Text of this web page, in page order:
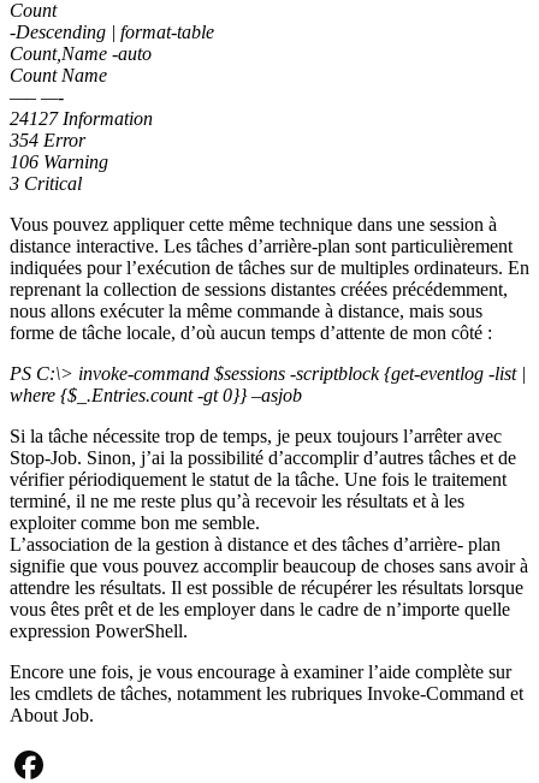
Count
-Descending | format-table
Count,Name -auto
Count Name
—– —-
24127 Information
354 Error
106 Warning
3 Critical
Vous pouvez appliquer cette même technique dans une session à
distance interactive. Les tâches d’arrière-plan sont particulièrement
indiquées pour l’exécution de tâches sur de multiples ordinateurs. En
reprenant la collection de sessions distantes créées précédemment,
nous allons exécuter la même commande à distance, mais sous
forme de tâche locale, d’où aucun temps d’attente de mon côté :
PS C:\> invoke-command $sessions -scriptblock {get-eventlog -list |
where {$_.Entries.count -gt 0}} –asjob
Si la tâche nécessite trop de temps, je peux toujours l’arrêter avec
Stop-Job. Sinon, j’ai la possibilité d’accomplir d’autres tâches et de
vérifier périodiquement le statut de la tâche. Une fois le traitement
terminé, il ne me reste plus qu’à recevoir les résultats et à les
exploiter comme bon me semble.
L’association de la gestion à distance et des tâches d’arrière- plan
signifie que vous pouvez accomplir beaucoup de choses sans avoir à
attendre les résultats. Il est possible de récupérer les résultats lorsque
vous êtes prêt et de les employer dans le cadre de n’importe quelle
expression PowerShell.
Encore une fois, je vous encourage à examiner l’aide complète sur
les cmdlets de tâches, notamment les rubriques Invoke-Command et
About Job.